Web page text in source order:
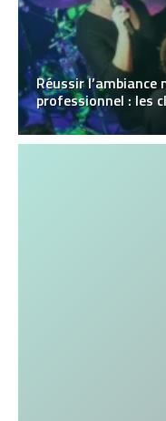
Réussir l’ambiance
professionnel : les